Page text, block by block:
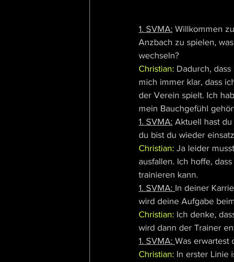
1. SVMA: Willkommen
Anzbach zu spielen,
wechseln?
Christian: Dadurch,
mich immer klar, dass
der Verein spielt. Ich
mein Bauchgefühl
1. SVMA: Aktuell hast
du bist du wieder
Christian: Ja leider
ausfallen. Ich hoffe,
trainieren kann.
1. SVMA: In deiner
wird deine Aufgabe
Christian: Ich denke,
wird dann der Trainer
1. SVMA: Was erwartest
Christian: In erster Linie